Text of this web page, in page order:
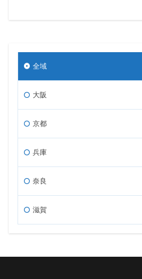
全域
大阪
京都
兵庫
奈良
滋賀